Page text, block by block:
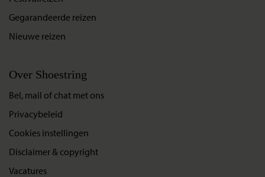
Gegarandeerde reizen
Nieuwe reizen
Over Shoestring
Bel, mail of chat met ons
Privacybeleid
Cookies instellingen
Disclaimer & copyright
Vacatures